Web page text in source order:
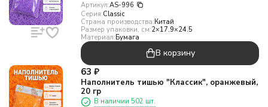
Артикул:AS-996
Серия:Classic
Страна производства:Китай
Размер упаковки, см:2×17.9×24.5
Материал:Бумага
В корзину
63 ₽
Наполнитель тишью "Классик", оранжевый,
20 гр
В наличии 502 шт.